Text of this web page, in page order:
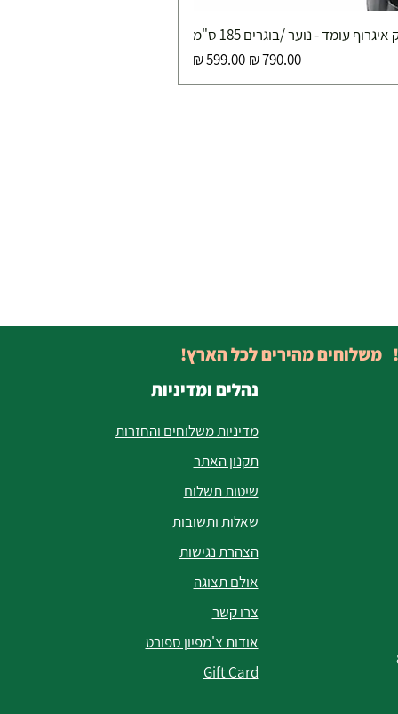
עומד - נוער /בוגרים 185 ס"מ
מחיר רגילמחיר מבצע
נהלים ומדיניות
מדיניות משלוחים והחזרות
תקנון האתר
שיטות תשלום
שאלות ותשובות
הצהרת נגישות
אולם תצוגה
צרו קשר
אודות צ'מפיון ספורט
Gift Card
! משלוחים מהירים לכל הארץ!